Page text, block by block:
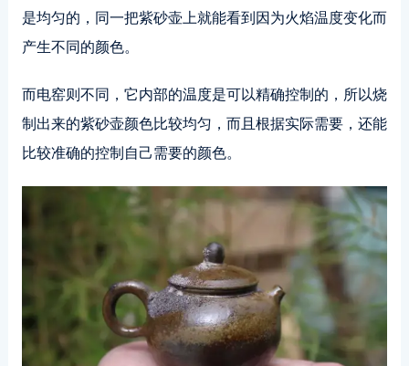
是均匀的，同一把紫砂壶上就能看到因为火焰温度变化而
产生不同的颜色。
而电窑则不同，它内部的温度是可以精确控制的，所以烧
制出来的紫砂壶颜色比较均匀，而且根据实际需要，还能
比较准确的控制自己需要的颜色。